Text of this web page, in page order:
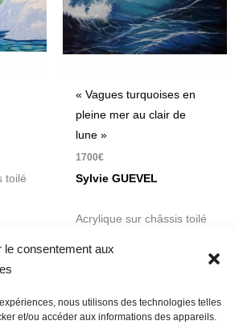
le consentement aux
nous utilisons des technologies telles
et/ou accéder aux informations des appareils.
toilé
« Vagues turquoises en
pleine mer au clair de
lune »
1700€
Sylvie GUEVEL
Acrylique sur châssis toilé